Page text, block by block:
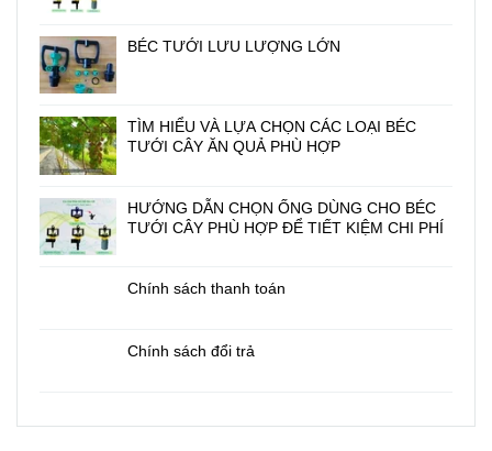
BÉC TƯỚI LƯU LƯỢNG LỚN
TÌM HIỂU VÀ LỰA CHỌN CÁC LOẠI BÉC
TƯỚI CÂY ĂN QUẢ PHÙ HỢP
HƯỚNG DẪN CHỌN ỐNG DÙNG CHO BÉC
TƯỚI CÂY PHÙ HỢP ĐỂ TIẾT KIỆM CHI PHÍ
Chính sách thanh toán
Chính sách đổi trả